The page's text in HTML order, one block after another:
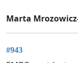
Marta
#943